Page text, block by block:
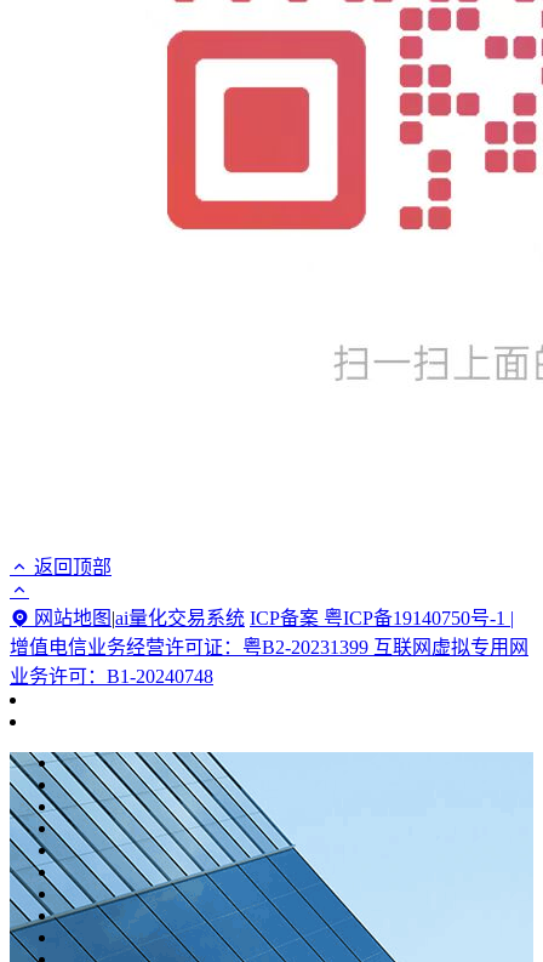
返回顶部
网站地图 |ai量化交易系统 ICP备案 粤ICP备19140750号-1 |
增值电信业务经营许可证：粤B2-20231399 互联网虚拟专用网
业务许可：B1-20240748